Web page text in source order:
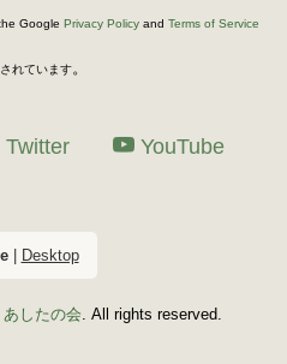
Google Privacy Policy and Terms of Service
れています。
Twitter YouTube
| Desktop
したの会. All rights reserved.